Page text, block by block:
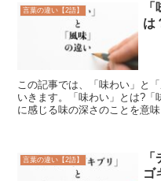
言葉の違い【2語】
は
この記事では、「味わい」と
いきます。「味わい」とは?
に感じる味の深さのことを意
言葉の違い【2語】
ゴ